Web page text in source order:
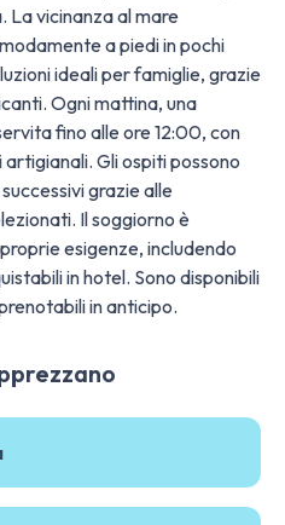
La vicinanza al mare
a piedi in pochi
ideali per famiglie, grazie
Ogni mattina, una
fino alle ore 12:00, con
Gli ospiti possono
grazie alle
Il soggiorno è
esigenze, includendo
in hotel. Sono disponibili
in anticipo.